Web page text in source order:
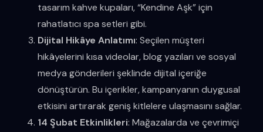
tasarım kahve kupaları, “Kendine Aşk” için
rahatlatıcı spa setleri gibi.
Dijital Hikâye Anlatımı: Seçilen müşteri
hikâyelerini kısa videolar, blog yazıları ve sosyal
medya gönderileri şeklinde dijital içeriğe
dönüştürün. Bu içerikler, kampanyanın duygusal
etkisini artırarak geniş kitlelere ulaşmasını sağlar.
14 Şubat Etkinlikleri: Mağazalarda ve çevrimiçi